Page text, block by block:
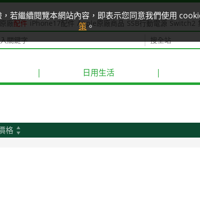
若繼續閱覽本網站內容，即表示您同意我們使用
策。
廠配件 iPhone17配件 Apple原廠商品 SSB行動電源 Switch2
| 日用生活 |
格